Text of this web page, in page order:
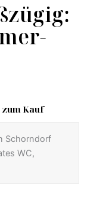
zum Kauf
Schorndorf
WC,